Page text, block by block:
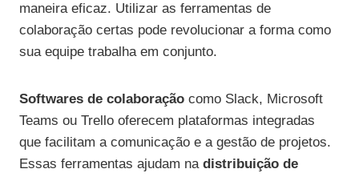
maneira eficaz. Utilizar as ferramentas de
colaboração certas pode revolucionar a forma como
sua equipe trabalha em conjunto.
Softwares de colaboração como Slack, Microsoft
Teams ou Trello oferecem plataformas integradas
que facilitam a comunicação e a gestão de projetos.
Essas ferramentas ajudam na distribuição de